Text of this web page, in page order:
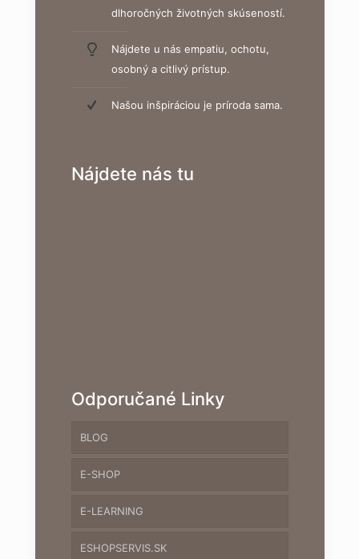
dlhoročných životných skúseností.
Nájdete u nás empatiu, ochotu,
osobný a citlivý prístup.
Našou inšpiráciou je príroda sama.
Nájdete nás tu
Odporučané Linky
BLOG
E-SHOP
E-LEARNING
ESHOPSERVIS.SK